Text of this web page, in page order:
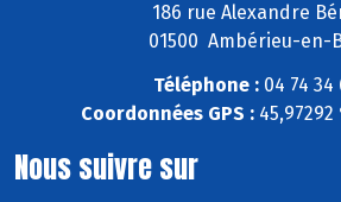
186 rue Alexandre
01500 Ambérieu-en-
Téléphone :04 74 34
Coordonnées GPS : 45,97292
Nous suivre sur